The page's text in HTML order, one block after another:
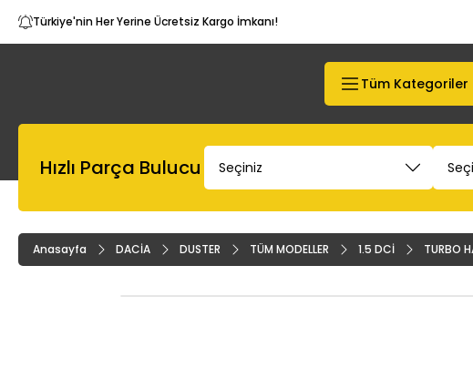
Türkiye'nin Her Yerine Ücretsiz Kargo İmkanı!
Tüm Kategoriler
Hızlı Parça Bulucu
Anasayfa DACİA DUSTER TÜM MODELLER 1.5 DCİ TURBO